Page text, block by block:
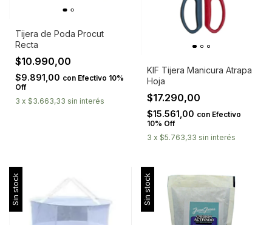
Tijera de Poda Procut
Recta
$10.990,00
$9.891,00 con Efectivo 10%
Off
3 x $3.663,33 sin interés
KIF Tijera Manicura Atrapa
Hoja
$17.290,00
$15.561,00 con Efectivo
10% Off
3 x $5.763,33 sin interés
Sin stock Sin stock